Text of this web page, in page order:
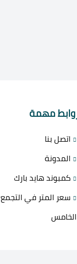
مهمة
اتصل بنا
المدونة
كمبوند هايد بارك
سعر المتر في التجمع
الخامس